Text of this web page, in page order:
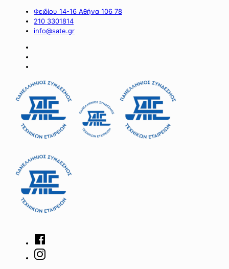
Φειδίου 14-16 Αθήνα 106 78
210 3301814
info@sate.gr